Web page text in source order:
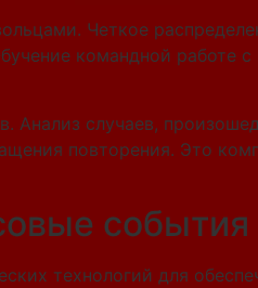
Четкое
командной работе
Анализ случаев,
повторения. Это
события
технологий для